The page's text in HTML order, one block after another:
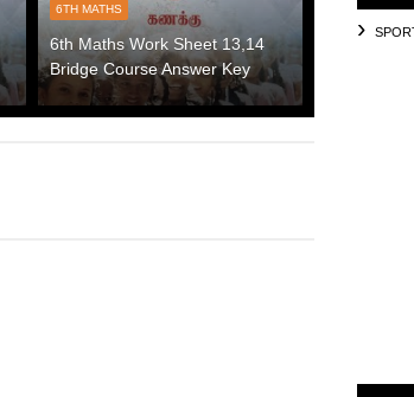
6TH MATHS
6th Maths Work Sheet 13,14
Bridge Course Answer Key